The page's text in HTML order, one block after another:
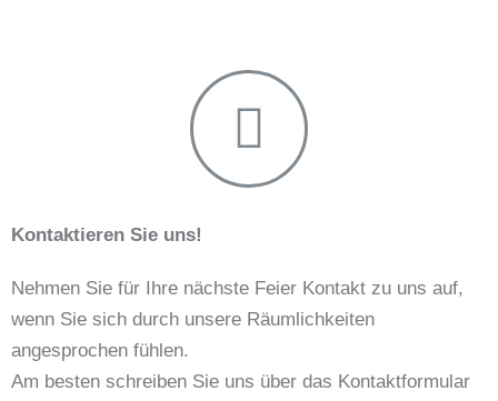
Kontaktieren Sie uns!
Nehmen Sie für Ihre nächste Feier Kontakt zu uns auf,
wenn Sie sich durch unsere Räumlichkeiten
angesprochen fühlen.
Am besten schreiben Sie uns über das Kontaktformular